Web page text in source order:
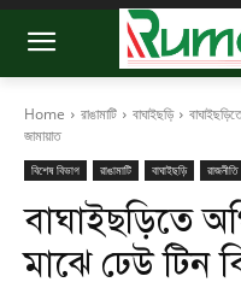
Home রাঙামাটি বাঘাইছড়ি
জামায়াত
বিশেষ বিভাগ রাঙামাটি বাঘাইছড়ি রাজনীতি
বাঘাইছড়িতে
মাঝে ঢেউ টিন